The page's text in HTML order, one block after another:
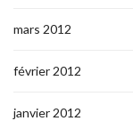
mars 2012
février 2012
janvier 2012